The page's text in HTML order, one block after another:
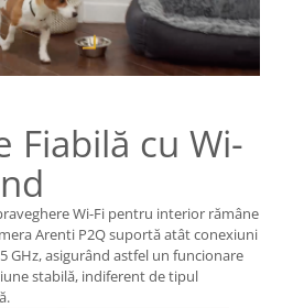
Fiabilă cu Wi-
Wi-Fi pentru interior rămâne
Arenti P2Q suportă atât conexiuni
GHz, asigurând astfel un funcionare
stabilă, indiferent de tipul